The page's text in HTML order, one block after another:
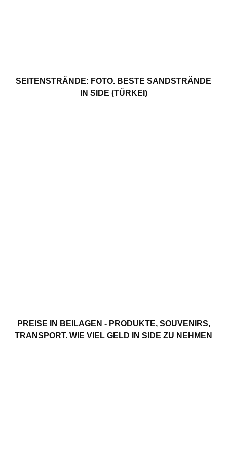
SEITENSTRÄNDE: FOTO. BESTE SANDSTRÄNDE
IN SIDE (TÜRKEI)
PREISE IN BEILAGEN - PRODUKTE, SOUVENIRS,
TRANSPORT. WIE VIEL GELD IN SIDE ZU NEHMEN